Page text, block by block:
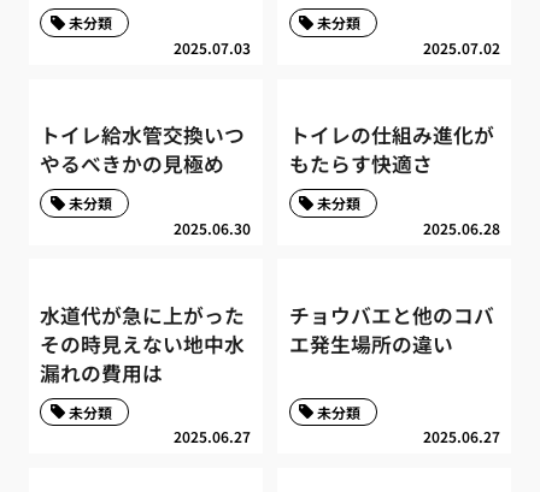
2025.07.03
未分類
2025.07.02
未分類
トイレ給水管交換いつ
やるべきかの見極め
2025.06.30
未分類
トイレの仕組み進化が
もたらす快適さ
2025.06.28
未分類
水道代が急に上がった
その時見えない地中水
漏れの費用は
2025.06.27
未分類
チョウバエと他のコバ
エ発生場所の違い
2025.06.27
未分類